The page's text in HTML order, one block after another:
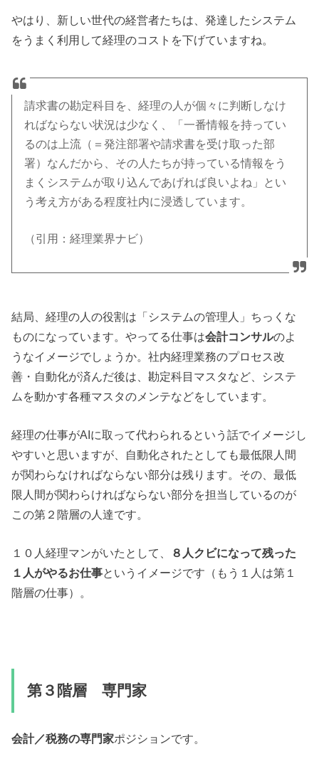
やはり、新しい世代の経営者たちは、発達したシステム
をうまく利用して経理のコストを下げていますね。
請求書の勘定科目を、経理の人が個々に判断しなけ
ればならない状況は少なく、「一番情報を持ってい
るのは上流（＝発注部署や請求書を受け取った部
署）なんだから、その人たちが持っている情報をう
まくシステムが取り込んであげれば良いよね」とい
う考え方がある程度社内に浸透しています。
（引用：経理業界ナビ）
結局、経理の人の役割は「システムの管理人」ちっくな
ものになっています。やってる仕事は会計コンサルのよ
うなイメージでしょうか。社内経理業務のプロセス改
善・自動化が済んだ後は、勘定科目マスタなど、システ
ムを動かす各種マスタのメンテなどをしています。
経理の仕事がAIに取って代わられるという話でイメージし
やすいと思いますが、自動化されたとしても最低限人間
が関わらなければならない部分は残ります。その、最低
限人間が関わらければならない部分を担当しているのが
この第２階層の人達です。
１０人経理マンがいたとして、
８人クビになって残った
１人がやるお仕事というイメージです（もう１人は第１
階層の仕事）。
第３階層 専門家
会計／税務の専門家ポジションです。